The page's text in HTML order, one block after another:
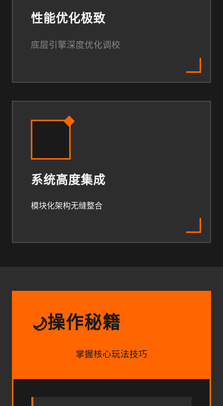
性能优化极致
底层引擎深度优化调校
系统高度集成
模块化架构无缝整合
🌙操作秘籍
掌握核心玩法技巧